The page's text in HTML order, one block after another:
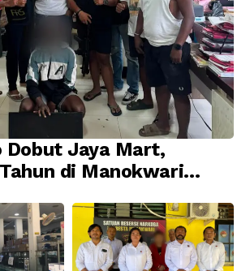
Dobut Jaya Mart,
di Manokwari
Papua Barat